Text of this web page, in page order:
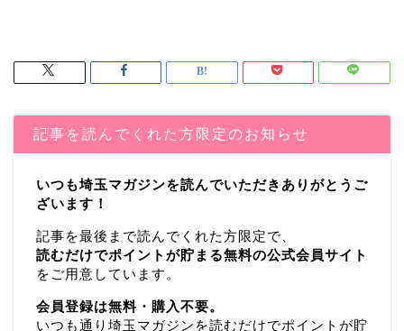
記事を読んでくれた方限定のお知らせ
いつも埼玉マガジンを読んでいただきありがとうご
ざいます！
記事を最後まで読んでくれた方限定で、
読むだけでポイントが貯まる無料の公式会員サイト
をご用意しています。
会員登録は無料・購入不要。
いつも通り埼玉マガジンを読むだけでポイントが貯